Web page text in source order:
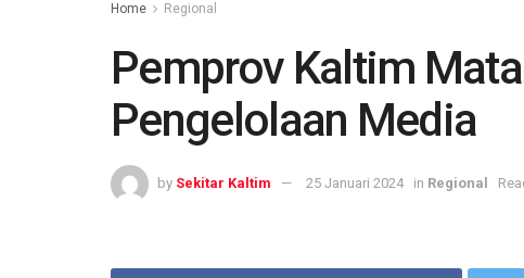
Home Regional
Pemprov Kaltim
Pengelolaan Media
by Sekitar Kaltim 25 Januari 2024 in Regional